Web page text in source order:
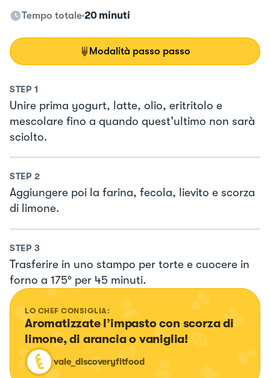
Tempo totale 20 minuti
Modalità passo passo
STEP 1
Unire prima yogurt, latte, olio, eritritolo e
mescolare fino a quando quest’ultimo non sarà
sciolto.
STEP 2
Aggiungere poi la farina, fecola, lievito e scorza
di limone.
STEP 3
Trasferire in uno stampo per torte e cuocere in
forno a 175° per 45 minuti.
LO CHEF CONSIGLIA:
Aromatizzate l’impasto con scorza di
limone, di arancia o vaniglia!
vale_discoveryfitfood